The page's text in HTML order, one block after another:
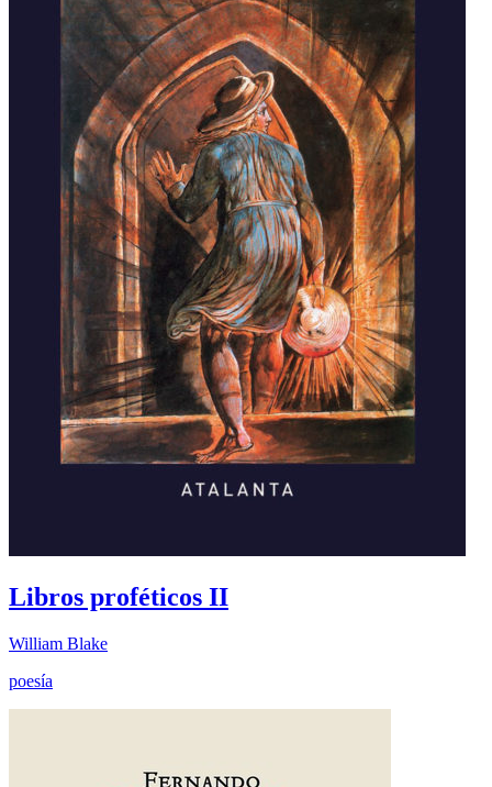
Libros proféticos II
William Blake
poesía